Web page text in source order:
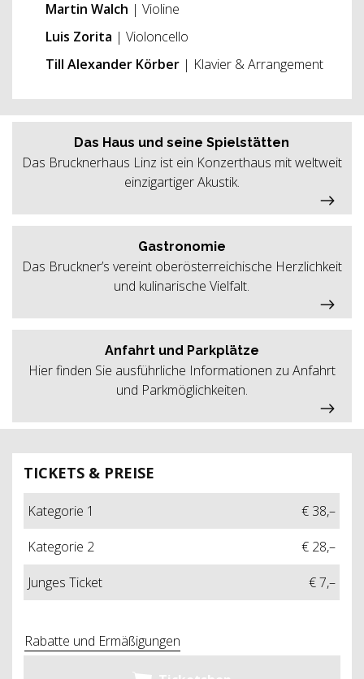
Martin Walch | Violine
Luis Zorita | Violoncello
Till Alexander Körber | Klavier & Arrangement
TICKETS & PREISE
Kategorie 1
€ 38,–
Kategorie 2
€ 28,–
Junges Ticket
€ 7,–
Rabatte und Ermäßigungen
Das Haus und seine Spielstätten
Das Brucknerhaus Linz ist ein Konzerthaus mit weltweit
einzigartiger Akustik.
Gastronomie
Das Bruckner’s vereint oberösterreichische Herzlichkeit
und kulinarische Vielfalt.
Anfahrt und Parkplätze
Hier finden Sie ausführliche Informationen zu Anfahrt
und Parkmöglichkeiten.